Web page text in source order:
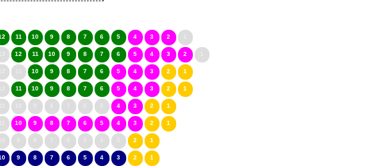
11 10 9 8 7 6 5 4 3 2
12 11 10 9 8 7 6 5 4 3 2
10 9 8 7 6 5 4 3 2 1
11 10 9 8 7 6 5 4 3 2 1
4 3 2 1
10 9 8 7 6 5 4 3 2 1
2 1
9 8 7 6 5 4 3 2 1